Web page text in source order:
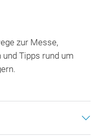
zur Messe,
Tipps rund um